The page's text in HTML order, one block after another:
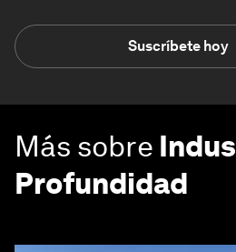
Suscríbete hoy
Más sobre
Profundidad